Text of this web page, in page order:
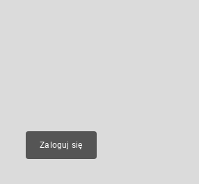
Zaloguj się